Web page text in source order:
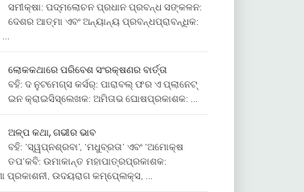
ସମୀକ୍ଷା: ପଦ୍ମଲୋଚନ ପ୍ରଧାନ ପ୍ରବନ୍ଧ ସଙ୍କଳନ:
ଦେଶର ଆତ୍ମା ଏବଂ ଅନ୍ୟାନ୍ୟ ପ୍ରବନ୍ଧପ୍ରାବନ୍ଧିକ:
…
ଲୋକକଥାରେ ପରିବେଶ ସଂରକ୍ଷଣର ବାର୍ତ୍ତା
ବହି: ଦ ନୁଟମେଗ୍ସ କର୍ସର୍: ପାରାବଲ୍ ଫର ଏ ପ୍ଲାନେଟ୍
ଇନ କ୍ରାଇସିସ୍ଲେଖକ: ଅମିତାଭ ଘୋଷପ୍ରକାଶକ: …
ଅଳ୍ପ କଥା, ଗଭୀର ଭାବ
ବହି: ‘ସ୍ୱପ୍ନଶ୍ରବା’, ‘ମଧୁବ୍ରତା’ ଏବଂ ‘ଅମୋକ୍ଷ
ତପ’କବି: ଉମାକାନ୍ତ ମହାପାତ୍ରପ୍ରକାଶକ:
ପ୍ରକାଶନୀ, ଉଦୟରାଗ କମ୍ପେ୍ଲକ୍ସ, …